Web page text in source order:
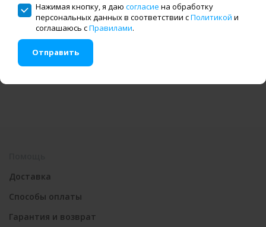
Нажимая кнопку, я даю согласие на обработку
персональных данных в соответствии сПолитикой и
соглашаюсь сПравилами.
Отправить
Специальные
предложения и скидки
до 15%
Гарантия и техническое
обслуживание
оборудования
Доставка
Способы оплаты
Гарантия и возврат